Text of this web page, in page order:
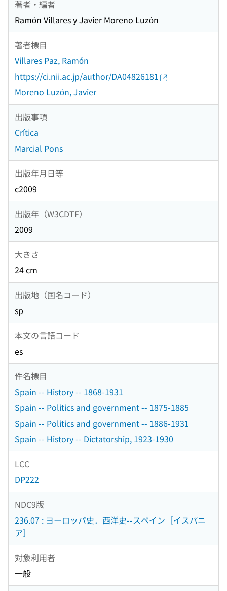
著者・編者
Ramón Villares y Javier Moreno Luzón
著者標目
Villares Paz, Ramón
https://ci.nii.ac.jp/author/DA04826181
Moreno Luzón, Javier
出版事項
Crítica
Marcial Pons
出版年月日等
c2009
出版年（W3CDTF）
2009
大きさ
24 cm
出版地（国名コード）
sp
本文の言語コード
es
件名標目
Spain -- History -- 1868-1931
Spain -- Politics and government -- 1875-1885
Spain -- Politics and government -- 1886-1931
Spain -- History -- Dictatorship, 1923-1930
LCC
DP222
NDC9版
236.07 : ヨーロッパ史．西洋史--スペイン［イスパニ
ア］
対象利用者
一般